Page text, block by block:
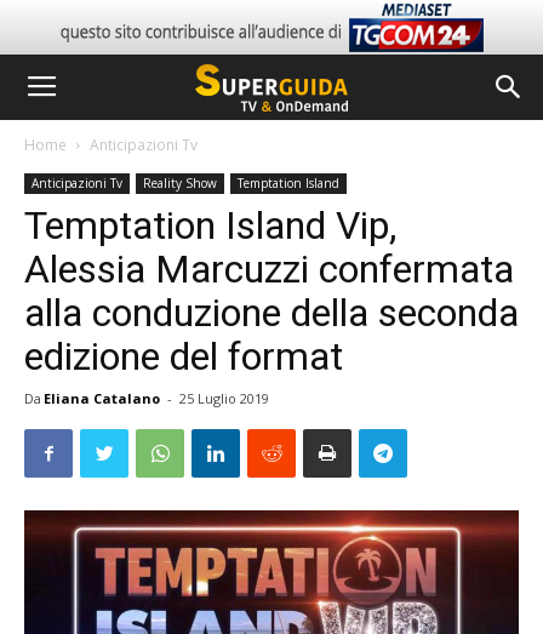
Home Anticipazioni Tv
Anticipazioni Tv Reality Show Temptation Island
Temptation Island Vip,
Alessia Marcuzzi confermata
alla conduzione della seconda
edizione del format
Da Eliana Catalano - 25 Luglio 2019